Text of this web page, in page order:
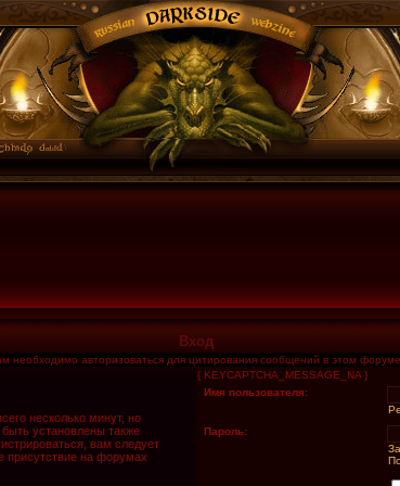
Вход
необходимо авторизоваться для цитирования сообщений в этом форуме.
несколько минут, но
установлены также
вам следует
присутствие на форумах
{ KEYCAPTCHA_MESSAGE_NA }
Имя пользователя:
Пароль: